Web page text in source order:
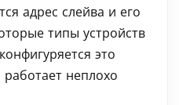
адрес слейва и его
типы устройств
это
неплохо